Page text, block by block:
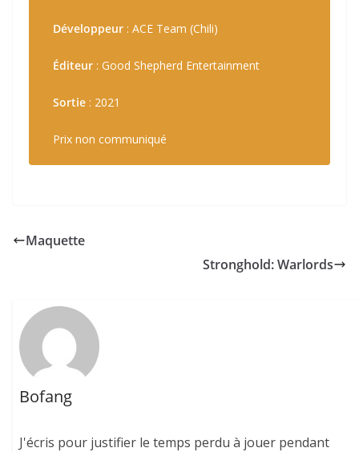
Développeur : ACE Team (Chili)
Éditeur : Good Shepherd Entertainment
Sortie : 2021
Prix non communiqué
Maquette
Stronghold: Warlords
Bofang
J'écris pour justifier le temps perdu à jouer pendant